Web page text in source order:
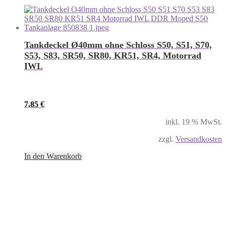
Tankdeckel Ø40mm ohne Schloss S50, S51, S70,
S53, S83, SR50, SR80, KR51, SR4, Motorrad
IWL
7,85 €
inkl. 19 % MwSt.
zzgl. Versandkosten
In den Warenkorb